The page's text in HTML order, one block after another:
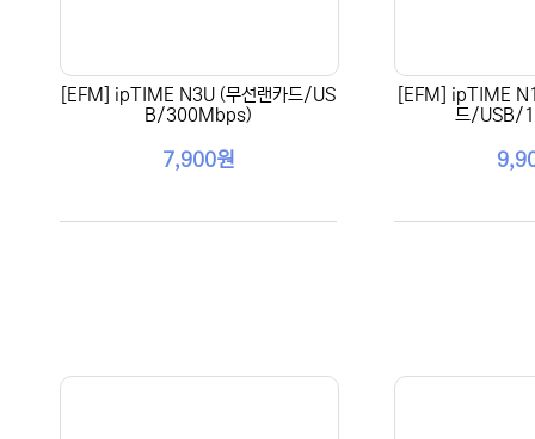
[EFM] ipTIME N3U (무선랜카드/US
B/300Mbps)
7,900원
[EFM] ipTIME
드/USB/